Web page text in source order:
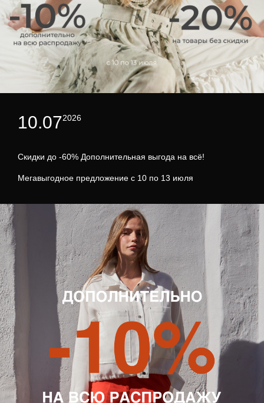
10.072026
Скидки до -60% Дополнительная выгода на всё!
Мегавыгодное предложение с 10 по 13 июля